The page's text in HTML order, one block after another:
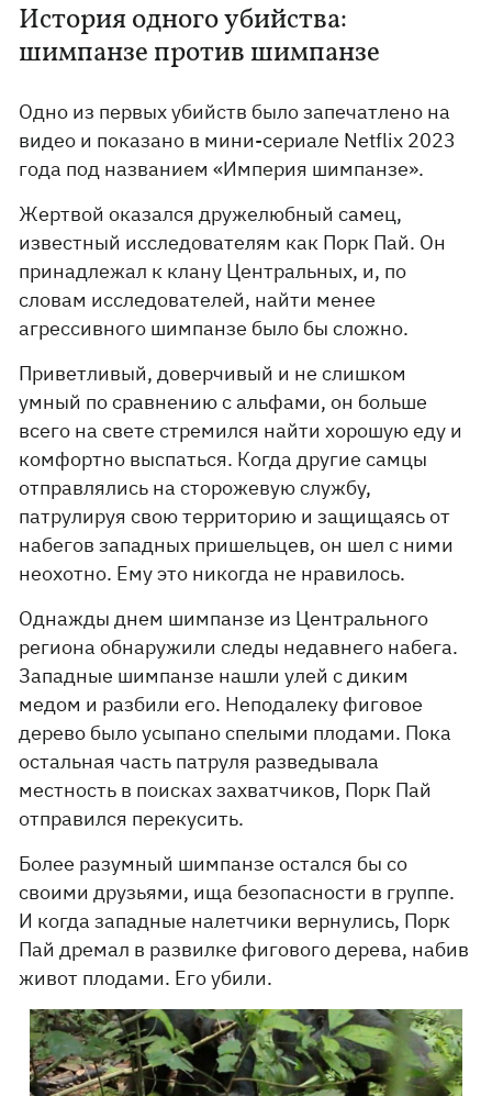
История одного убийства:
шимпанзе против шимпанзе
Одно из первых убийств было запечатлено на
видео и показано в мини-сериале Netflix 2023
года под названием «Империя шимпанзе».
Жертвой оказался дружелюбный самец,
известный исследователям как Порк Пай. Он
принадлежал к клану Центральных, и, по
словам исследователей, найти менее
агрессивного шимпанзе было бы сложно.
Приветливый, доверчивый и не слишком
умный по сравнению с альфами, он больше
всего на свете стремился найти хорошую еду и
комфортно выспаться. Когда другие самцы
отправлялись на сторожевую службу,
патрулируя свою территорию и защищаясь от
набегов западных пришельцев, он шел с ними
неохотно. Ему это никогда не нравилось.
Однажды днем ​​шимпанзе из Центрального
региона обнаружили следы недавнего набега.
Западные шимпанзе нашли улей с диким
медом и разбили его. Неподалеку фиговое
дерево было усыпано спелыми плодами. Пока
остальная часть патруля разведывала
местность в поисках захватчиков, Порк Пай
отправился перекусить.
Более разумный шимпанзе остался бы со
своими друзьями, ища безопасности в группе.
И когда западные налетчики вернулись, Порк
Пай дремал в развилке фигового дерева, набив
живот плодами. Его убили.